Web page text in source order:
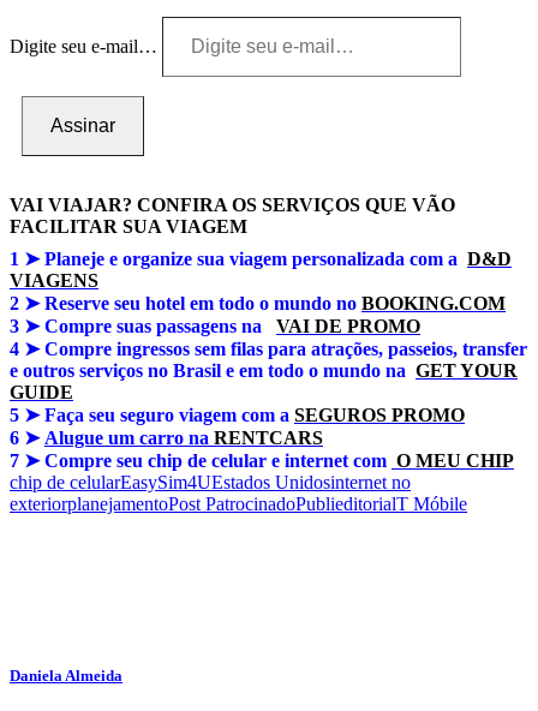
Digite seu e-mail…
Assinar
VAI VIAJAR? CONFIRA OS SERVIÇOS QUE VÃO
FACILITAR SUA VIAGEM
1 ➤Planeje e organize sua viagem personalizada com a D&D
VIAGENS
2 ➤ Reserve seu hotel em todo o mundo no BOOKING.COM
3 ➤Compre suas passagens na
VAI DE PROMO
4 ➤Compre ingressos sem filas para atrações, passeios, transfer
e outros serviços no Brasil e em todo o mundo na GET YOUR
GUIDE
5 ➤Faça seu seguro viagem com a SEGUROS PROMO
6 ➤ Alugue um carro na RENTCARS
7 ➤Compre seu chip de celular e internet com O MEU CHIP
chip de celularEasySim4UEstados Unidosinternet no
exteriorplanejamentoPost PatrocinadoPublieditorialT Móbile
Daniela Almeida